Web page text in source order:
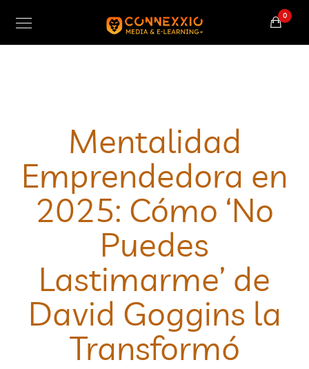
0
Mentalidad
Emprendedora en
2025: Cómo ‘No
Puedes
Lastimarme’ de
David Goggins la
Transformó